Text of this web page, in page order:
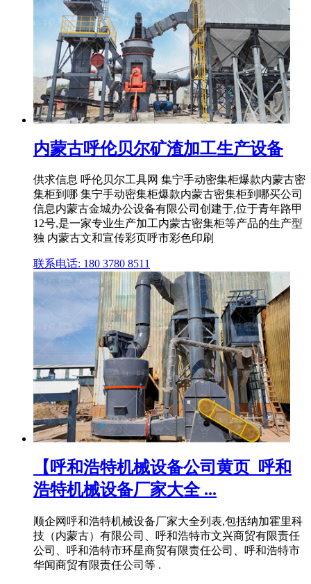
内蒙古呼伦贝尔矿渣加工生产设备
供求信息 呼伦贝尔工具网 集宁手动密集柜爆款内蒙古密
集柜到哪 集宁手动密集柜爆款内蒙古密集柜到哪买公司
信息内蒙古金城办公设备有限公司创建于,位于青年路甲
12号,是一家专业生产加工内蒙古密集柜等产品的生产型
独 内蒙古文和宣传彩页呼市彩色印刷
联系电话: 180 3780 8511
【呼和浩特机械设备公司黄页_呼和
浩特机械设备厂家大全 ...
顺企网呼和浩特机械设备厂家大全列表,包括纳加霍里科
技（内蒙古）有限公司、呼和浩特市文兴商贸有限责任
公司、呼和浩特市环星商贸有限责任公司、呼和浩特市
华闻商贸有限责任公司等 .